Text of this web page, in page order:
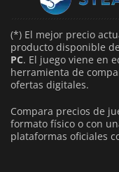
(*) El mejor precio
producto disponible de
PC. El juego viene en
herramienta de
ofertas digitales.
Compara precios de
formato físico o con
plataformas oficiales